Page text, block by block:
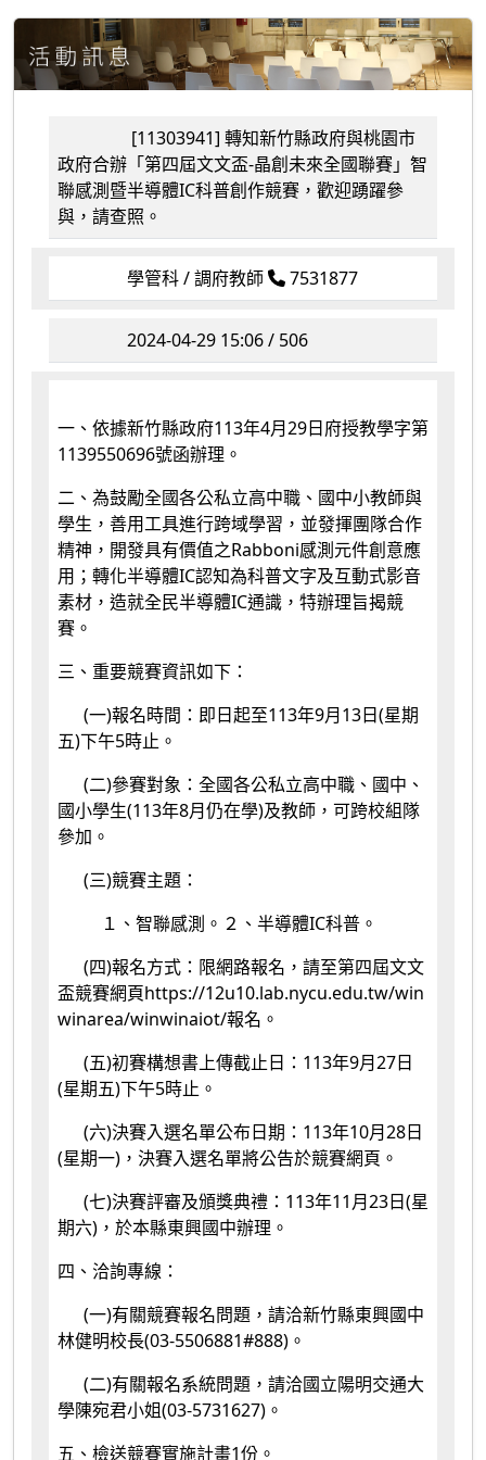
[11303941] 轉知新竹縣政府與桃園市
政府合辦「第四屆文文盃-晶創未來全國聯賽」智
聯感測暨半導體IC科普創作競賽，歡迎踴躍參
與，請查照。
學管科 / 調府教師 7531877
2024-04-29 15:06 / 506
一、依據新竹縣政府113年4月29日府授教學字第
1139550696號函辦理。
二、為鼓勵全國各公私立高中職、國中小教師與
學生，善用工具進行跨域學習，並發揮團隊合作
精神，開發具有價值之Rabboni感測元件創意應
用；轉化半導體IC認知為科普文字及互動式影音
素材，造就全民半導體IC通識，特辦理旨揭競
賽。
三、重要競賽資訊如下：
(一)報名時間：即日起至113年9月13日(星期
五)下午5時止。
(二)參賽對象：全國各公私立高中職、國中、
國小學生(113年8月仍在學)及教師，可跨校組隊
參加。
(三)競賽主題：
１、智聯感測。２、半導體IC科普。
(四)報名方式：限網路報名，請至第四屆文文
盃競賽網頁https://12u10.lab.nycu.edu.tw/win
winarea/winwinaiot/報名。
(五)初賽構想書上傳截止日：113年9月27日
(星期五)下午5時止。
(六)決賽入選名單公布日期：113年10月28日
(星期一)，決賽入選名單將公告於競賽網頁。
(七)決賽評審及頒獎典禮：113年11月23日(星
期六)，於本縣東興國中辦理。
四、洽詢專線：
(一)有關競賽報名問題，請洽新竹縣東興國中
林健明校長(03-5506881#888)。
(二)有關報名系統問題，請洽國立陽明交通大
學陳宛君小姐(03-5731627)。
五、檢送競賽實施計畫1份。